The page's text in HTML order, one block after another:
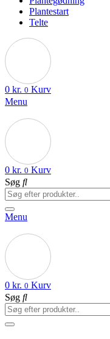
Plantestart
Telte
0 kr. 0 Kurv
Menu
0 kr. 0 Kurv
Søg
Menu
0 kr. 0 Kurv
Søg